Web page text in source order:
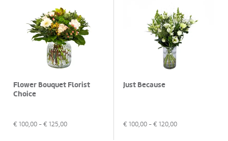
Flower Bouquet Florist
Choice
€ 100,00 - € 125,00
Just Because
€ 100,00 - € 120,00